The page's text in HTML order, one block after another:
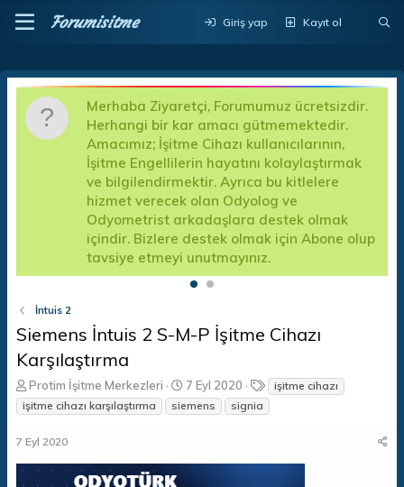
Forumisitme Giriş yap Kayıt ol
Merhaba Ziyaretçi, Forumumuz ücretsizdir.
Herhangi bir kar amacı gütmemektedir.
Amacımız; İşitme Cihazı kullanıcılarının,
İşitme Engellilerin hayatını kolaylaştırmak
ve bilgilendirmektir. Ayrıca bu kitlelere
hizmet verecek olan Odyolog ve
Odyometrist arkadaşlara destek olmak
içindir. Bizlere destek olmak için Abone olup
tavsiye etmeyi unutmayınız.
İntuis 2
Siemens İntuis 2 S-M-P İşitme Cihazı
Karşılaştırma
K
o
n
u
y
Protim İşitme Merkezleri
B
a
ş
n
7 Eyl 2020
E
t
i
t
işitme cihazı
işitme cihazı karşılaştırma
siemens signia
7 Eyl 2020